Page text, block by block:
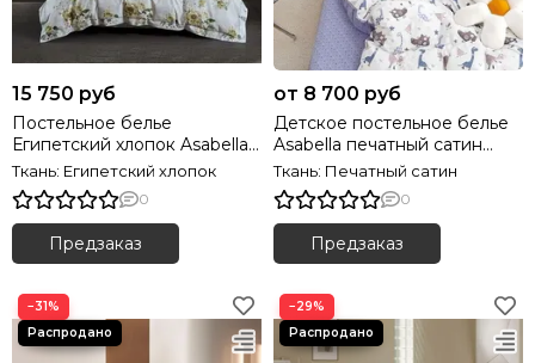
15 750 руб
Постельное белье
Египетский хлопок Asabella
2151 Premium
Ткань: Египетский хлопок
0
Предзаказ
от 8 700 руб
Детское постельное белье
Asabella печатный сатин
2178
Ткань: Печатный сатин
0
Предзаказ
−31% −29%